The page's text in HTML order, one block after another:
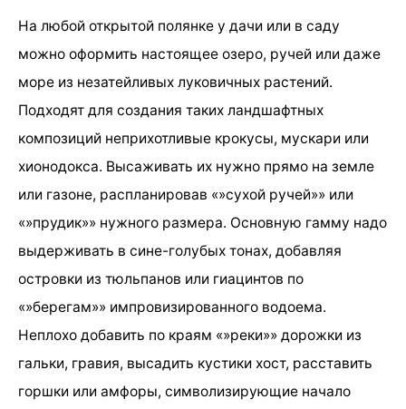
На любой открытой полянке у дачи или в саду
можно оформить настоящее озеро, ручей или даже
море из незатейливых луковичных растений.
Подходят для создания таких ландшафтных
композиций неприхотливые крокусы, мускари или
хионодокса. Высаживать их нужно прямо на земле
или газоне, распланировав «»сухой ручей»» или
«»прудик»» нужного размера. Основную гамму надо
выдерживать в сине-голубых тонах, добавляя
островки из тюльпанов или гиацинтов по
«»берегам»» импровизированного водоема.
Неплохо добавить по краям «»реки»» дорожки из
гальки, гравия, высадить кустики хост, расставить
горшки или амфоры, символизирующие начало